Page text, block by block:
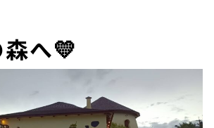
へ💛